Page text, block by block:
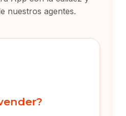
nuestros agentes.